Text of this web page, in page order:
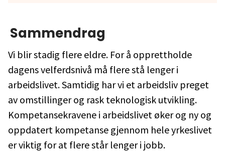
Sammendrag
Vi blir stadig flere eldre. For å opprettholde
dagens velferdsnivå må flere stå lenger i
arbeidslivet. Samtidig har vi et arbeidsliv preget
av omstillinger og rask teknologisk utvikling.
Kompetansekravene i arbeidslivet øker og ny og
oppdatert kompetanse gjennom hele yrkeslivet
er viktig for at flere står lenger i jobb.